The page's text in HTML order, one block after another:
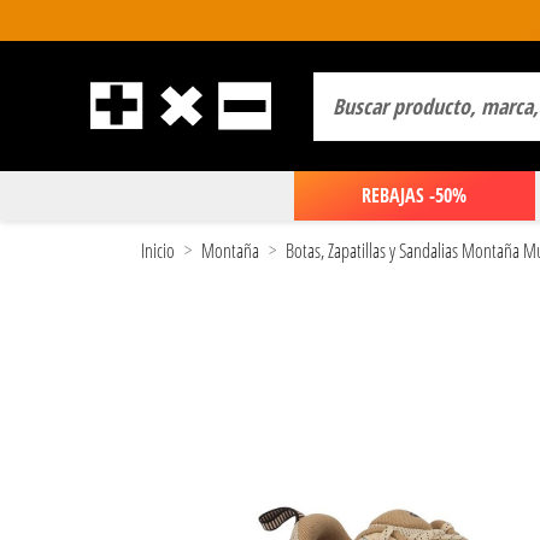
REBAJAS -50%
Inicio Montaña Botas, Zapatillas y Sandalias Montaña